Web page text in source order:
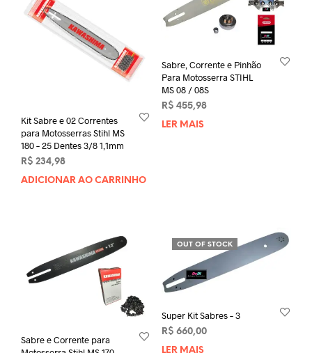
Kit Sabre e 02 Correntes
para Motosserras Stihl MS
180 – 25 Dentes 3/8 1,1mm
R$ 234,98
ADICIONAR AO CARRINHO
Sabre, Corrente e Pinhão
Para Motosserra STIHL
MS 08 / 08S
R$ 455,98
LER MAIS
Sabre e Corrente para
OUT OF STOCK
Super Kit Sabres – 3
R$ 660,00
LER MAIS